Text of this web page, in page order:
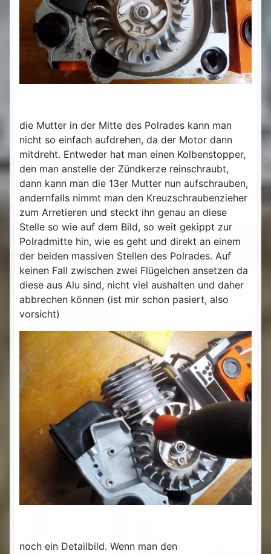
die Mutter in der Mitte des Polrades kann man
nicht so einfach aufdrehen, da der Motor dann
mitdreht. Entweder hat man einen Kolbenstopper,
den man anstelle der Zündkerze reinschraubt,
dann kann man die 13er Mutter nun aufschrauben,
andernfalls nimmt man den Kreuzschraubenzieher
zum Arretieren und steckt ihn genau an diese
Stelle so wie auf dem Bild, so weit gekippt zur
Polradmitte hin, wie es geht und direkt an einem
der beiden massiven Stellen des Polrades. Auf
keinen Fall zwischen zwei Flügelchen ansetzen da
diese aus Alu sind, nicht viel aushalten und daher
abbrechen können (ist mir schon pasiert, also
vorsicht)
noch ein Detailbild. Wenn man den